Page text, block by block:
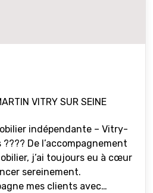
VITRY SUR SEINE
indépendante – Vitry-
j’ai toujours eu à cœur
sereinement.
mes clients avec